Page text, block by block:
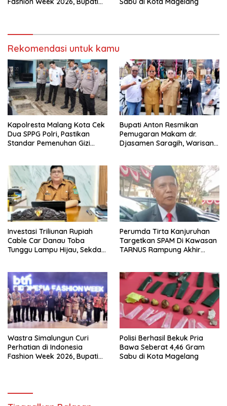
Rekomendasi untuk kamu
Kapolresta Malang Kota Cek
Dua SPPG Polri, Pastikan
Standar Pemenuhan Gizi
Bupati Anton Resmikan
Pemugaran Makam dr.
Djasamen Saragih, Warisan
Mendatang
Investasi Triliunan Rupiah
Cable Car Danau Toba
Tunggu Lampu Hijau, Sekda
Perumda Tirta Kanjuruhan
Targetkan SPAM Di Kawasan
TARNUS Rampung Akhir
Wastra Simalungun Curi
Perhatian di Indonesia
Fashion Week 2026, Bupati
Polisi Berhasil Bekuk Pria
Bawa Seberat 4,46 Gram
Sabu di Kota Magelang